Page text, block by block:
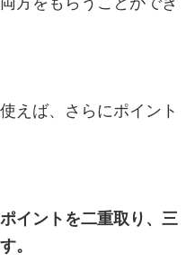
えば、さらにポイント
イントを二重取り、三
。